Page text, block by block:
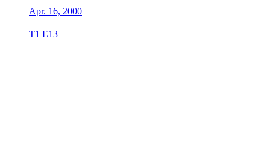
Apr. 16, 2000
T1 E13